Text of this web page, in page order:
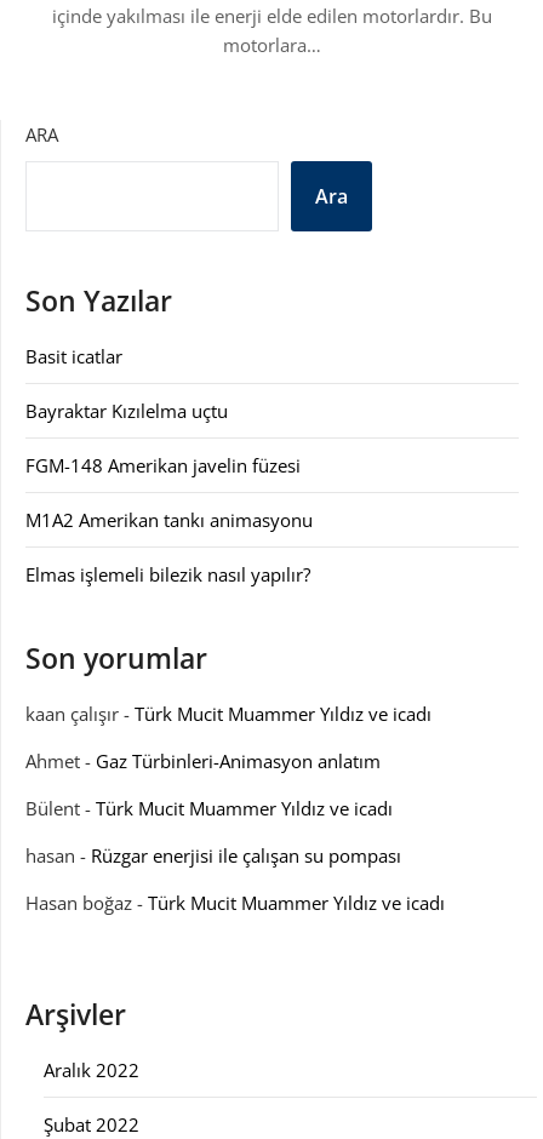
içinde yakılması ile enerji elde edilen motorlardır. Bu
motorlara…
ARA
Ara
Son Yazılar
Basit icatlar
Bayraktar Kızılelma uçtu
FGM-148 Amerikan javelin füzesi
M1A2 Amerikan tankı animasyonu
Elmas işlemeli bilezik nasıl yapılır?
Son yorumlar
kaan çalışır - Türk Mucit Muammer Yıldız ve icadı
Ahmet - Gaz Türbinleri-Animasyon anlatım
Bülent - Türk Mucit Muammer Yıldız ve icadı
hasan - Rüzgar enerjisi ile çalışan su pompası
Hasan boğaz - Türk Mucit Muammer Yıldız ve icadı
Arşivler
Aralık 2022
Şubat 2022